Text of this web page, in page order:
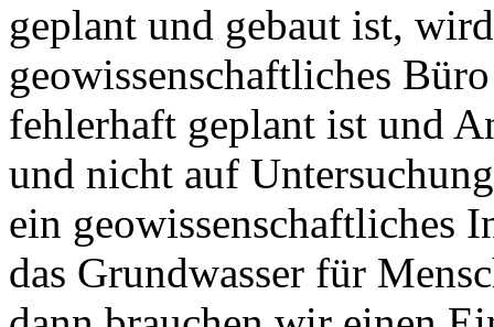
geplant und gebaut ist,
geowissenschaftliches
fehlerhaft geplant ist und
und nicht auf
ein geowissenschaftliches
das Grundwasser für